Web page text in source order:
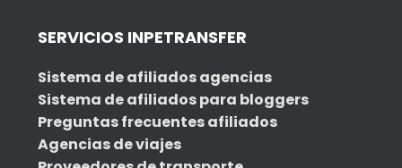
SERVICIOS INPETRANSFER
Sistema de afiliados agencias
Sistema de afiliados para bloggers
Preguntas frecuentes afiliados
Agencias de viajes